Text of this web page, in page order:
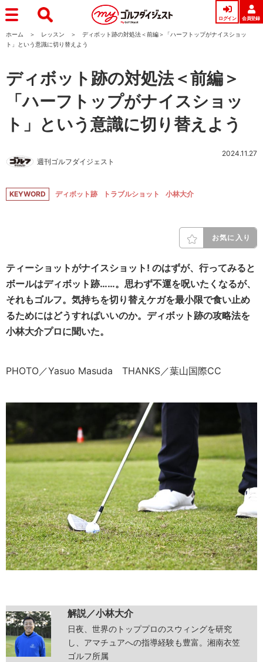
ログイン 会員登録
ホーム レッスン
ディボット跡の対処法＜前編＞「ハーフトップがナイスショッ
ト」という意識に切り替えよう
ディボット跡の対処法＜前編＞
「ハーフトップがナイスショッ
ト」という意識に切り替えよう
週刊ゴルフダイジェスト
2024.11.27
KEYWORD ディボット跡 トラブルショット 小林大介
お気に入り
ティーショットがナイスショット! のはずが、行ってみると
ボールはディボット跡……。思わず不運を呪いたくなるが、
それもゴルフ。気持ちを切り替えケガを最小限で食い止め
るためにはどうすればいいのか。ディボット跡の攻略法を
小林大介プロに聞いた。
PHOTO／Yasuo Masuda THANKS／葉山国際CC
解説／小林大介
日夜、世界のトッププロのスウィングを研究
し、アマチュアへの指導経験も豊富。湘南衣笠
ゴルフ所属